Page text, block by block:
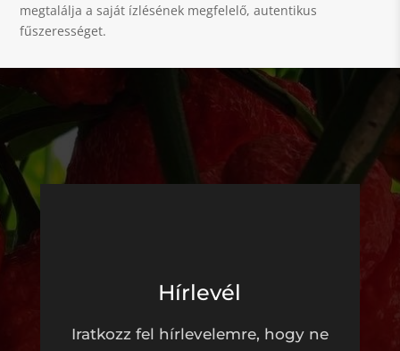
megtalálja a saját ízlésének megfelelő, autentikus
fűszerességet.
Hírlevél
Iratkozz fel hírlevelemre, hogy ne